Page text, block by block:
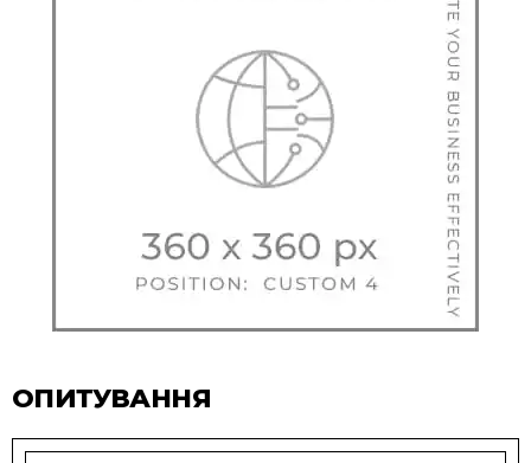
ОПИТУВАННЯ